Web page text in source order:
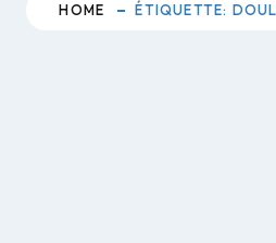
HOME ÉTIQUETTE: